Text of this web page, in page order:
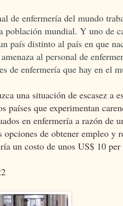
de enfermería del mundo
población mundial. Y uno de
país distinto al país en que
al personal de
de enfermería que hay en el
una situación de escasez a
países que experimentan
en enfermería a razón de
de obtener empleo y
un costo de unos US$ 10